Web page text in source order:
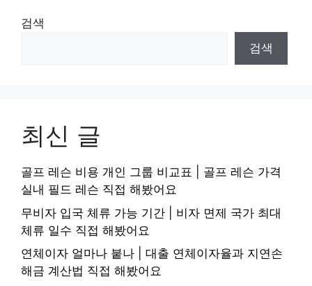
검색
검색
최신 글
골프 레슨 비용 개인 그룹 비교표 | 골프 레슨 가격
실내 필드 레슨 직접 해봤어요
무비자 입국 체류 가능 기간 | 비자 면제 국가 최대
체류 일수 직접 해봤어요
연체이자 얼마나 붙나 | 대출 연체이자율과 지연손
해금 계산법 직접 해봤어요